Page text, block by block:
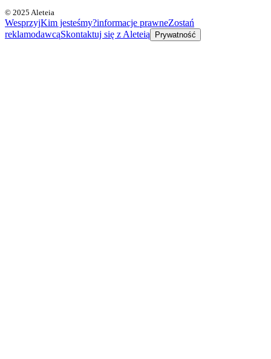
© 2025 Aleteia
WesprzyjKim jesteśmy?informacje prawneZostań
reklamodawcąSkontaktuj się z Aleteią Prywatność